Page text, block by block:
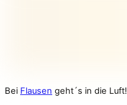
Bei Flausen geht´s in die Luft!